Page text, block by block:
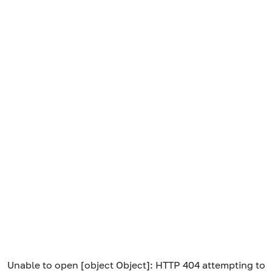
Unable to open [object Object]: HTTP 404 attempting to